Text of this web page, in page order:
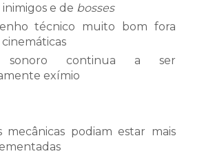
e de bosses
técnico muito bom fora
cinemáticas
sonoro continua a ser
exímio
mecânicas podiam estar mais